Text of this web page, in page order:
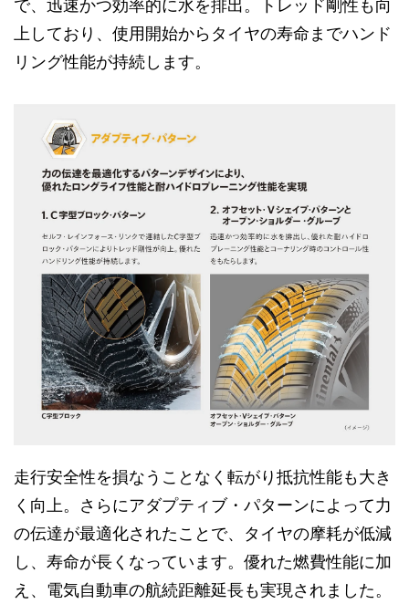
で、迅速かつ効率的に水を排出。トレッド剛性も向
上しており、使用開始からタイヤの寿命までハンド
リング性能が持続します。
走行安全性を損なうことなく転がり抵抗性能も大き
く向上。さらにアダプティブ・パターンによって力
の伝達が最適化されたことで、タイヤの摩耗が低減
し、寿命が長くなっています。優れた燃費性能に加
え、電気自動車の航続距離延長も実現されました。